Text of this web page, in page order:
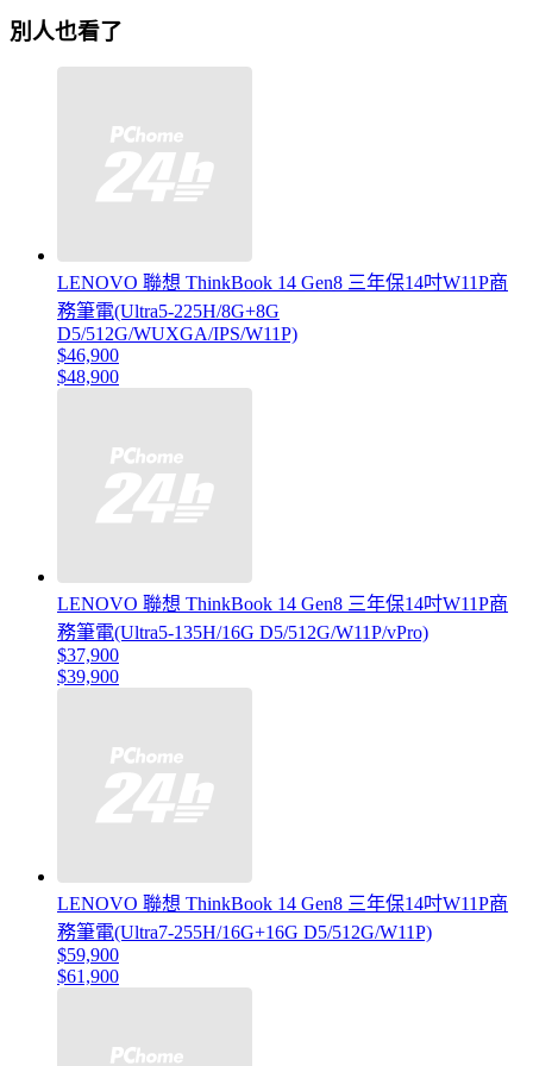
別人也看了
LENOVO 聯想 ThinkBook 14 Gen8 三年保14吋W11P商
務筆電(Ultra5-225H/8G+8G
D5/512G/WUXGA/IPS/W11P)
$46,900
$48,900
LENOVO 聯想 ThinkBook 14 Gen8 三年保14吋W11P商
務筆電(Ultra5-135H/16G D5/512G/W11P/vPro)
$37,900
$39,900
LENOVO 聯想 ThinkBook 14 Gen8 三年保14吋W11P商
務筆電(Ultra7-255H/16G+16G D5/512G/W11P)
$59,900
$61,900